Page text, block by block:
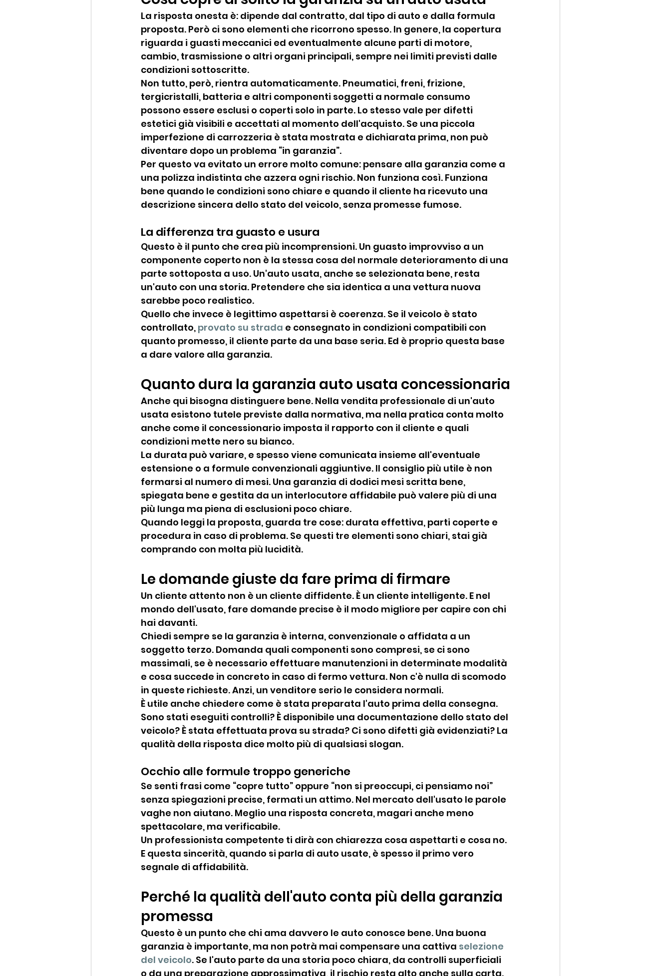
La risposta onesta è: dipende dal contratto, dal tipo di auto e dalla formula
proposta. Però ci sono elementi che ricorrono spesso. In genere, la copertura
riguarda i guasti meccanici ed eventualmente alcune parti di motore,
cambio, trasmissione o altri organi principali, sempre nei limiti previsti dalle
condizioni sottoscritte.
Non tutto, però, rientra automaticamente. Pneumatici, freni, frizione,
tergicristalli, batteria e altri componenti soggetti a normale consumo
possono essere esclusi o coperti solo in parte. Lo stesso vale per difetti
estetici già visibili e accettati al momento dell'acquisto. Se una piccola
imperfezione di carrozzeria è stata mostrata e dichiarata prima, non può
diventare dopo un problema “in garanzia”.
Per questo va evitato un errore molto comune: pensare alla garanzia come a
una polizza indistinta che azzera ogni rischio. Non funziona così. Funziona
bene quando le condizioni sono chiare e quando il cliente ha ricevuto una
descrizione sincera dello stato del veicolo, senza promesse fumose.
La differenza tra guasto e usura
Questo è il punto che crea più incomprensioni. Un guasto improvviso a un
componente coperto non è la stessa cosa del normale deterioramento di una
parte sottoposta a uso. Un'auto usata, anche se selezionata bene, resta
un'auto con una storia. Pretendere che sia identica a una vettura nuova
sarebbe poco realistico.
Quello che invece è legittimo aspettarsi è coerenza. Se il veicolo è stato
controllato, provato su strada e consegnato in condizioni compatibili con
quanto promesso, il cliente parte da una base seria. Ed è proprio questa base
a dare valore alla garanzia.
Quanto dura la garanzia auto usata concessionaria
Anche qui bisogna distinguere bene. Nella vendita professionale di un'auto
usata esistono tutele previste dalla normativa, ma nella pratica conta molto
anche come il concessionario imposta il rapporto con il cliente e quali
condizioni mette nero su bianco.
La durata può variare, e spesso viene comunicata insieme all'eventuale
estensione o a formule convenzionali aggiuntive. Il consiglio più utile è non
fermarsi al numero di mesi. Una garanzia di dodici mesi scritta bene,
spiegata bene e gestita da un interlocutore affidabile può valere più di una
più lunga ma piena di esclusioni poco chiare.
Quando leggi la proposta, guarda tre cose: durata effettiva, parti coperte e
procedura in caso di problema. Se questi tre elementi sono chiari, stai già
comprando con molta più lucidità.
Le domande giuste da fare prima di firmare
Un cliente attento non è un cliente diffidente. È un cliente intelligente. E nel
mondo dell'usato, fare domande precise è il modo migliore per capire con chi
hai davanti.
Chiedi sempre se la garanzia è interna, convenzionale o affidata a un
soggetto terzo. Domanda quali componenti sono compresi, se ci sono
massimali, se è necessario effettuare manutenzioni in determinate modalità
e cosa succede in concreto in caso di fermo vettura. Non c'è nulla di scomodo
in queste richieste. Anzi, un venditore serio le considera normali.
È utile anche chiedere come è stata preparata l'auto prima della consegna.
Sono stati eseguiti controlli? È disponibile una documentazione dello stato del
veicolo? È stata effettuata prova su strada? Ci sono difetti già evidenziati? La
qualità della risposta dice molto più di qualsiasi slogan.
Occhio alle formule troppo generiche
Se senti frasi come “copre tutto” oppure “non si preoccupi, ci pensiamo noi”
senza spiegazioni precise, fermati un attimo. Nel mercato dell'usato le parole
vaghe non aiutano. Meglio una risposta concreta, magari anche meno
spettacolare, ma verificabile.
Un professionista competente ti dirà con chiarezza cosa aspettarti e cosa no.
E questa sincerità, quando si parla di auto usate, è spesso il primo vero
segnale di affidabilità.
Perché la qualità dell'auto conta più della garanzia
promessa
Questo è un punto che chi ama davvero le auto conosce bene. Una buona
garanzia è importante, ma non potrà mai compensare una cattiva selezione
del veicolo. Se l'auto parte da una storia poco chiara, da controlli superficiali
o da una preparazione approssimativa, il rischio resta alto anche sulla carta.